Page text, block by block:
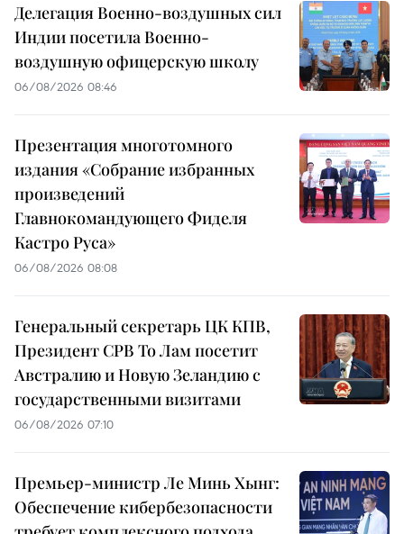
Делегация Военно-воздушных сил
Индии посетила Военно-
воздушную офицерскую школу
06/08/2026 08:46
Презентация многотомного
издания «Собрание избранных
произведений
Главнокомандующего Фиделя
Кастро Руса»
06/08/2026 08:08
Генеральный секретарь ЦК КПВ,
Президент СРВ То Лам посетит
Австралию и Новую Зеландию с
государственными визитами
06/08/2026 07:10
Премьер-министр Ле Минь Хынг:
Обеспечение кибербезопасности